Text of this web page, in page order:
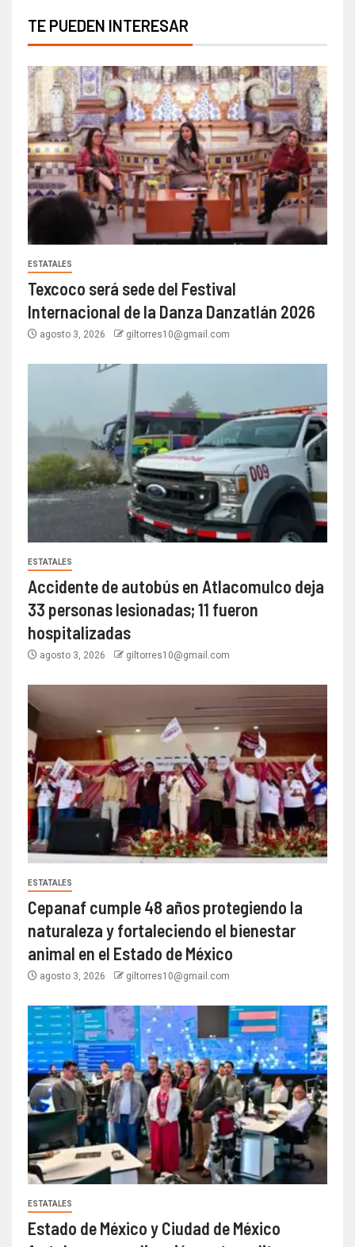
TE PUEDEN INTERESAR
ESTATALES
Texcoco será sede del Festival
Internacional de la Danza Danzatlán 2026
agosto 3, 2026 giltorres10@gmail.com
ESTATALES
Accidente de autobús en Atlacomulco deja
33 personas lesionadas; 11 fueron
hospitalizadas
agosto 3, 2026 giltorres10@gmail.com
ESTATALES
Cepanaf cumple 48 años protegiendo la
naturaleza y fortaleciendo el bienestar
animal en el Estado de México
agosto 3, 2026 giltorres10@gmail.com
ESTATALES
Estado de México y Ciudad de México